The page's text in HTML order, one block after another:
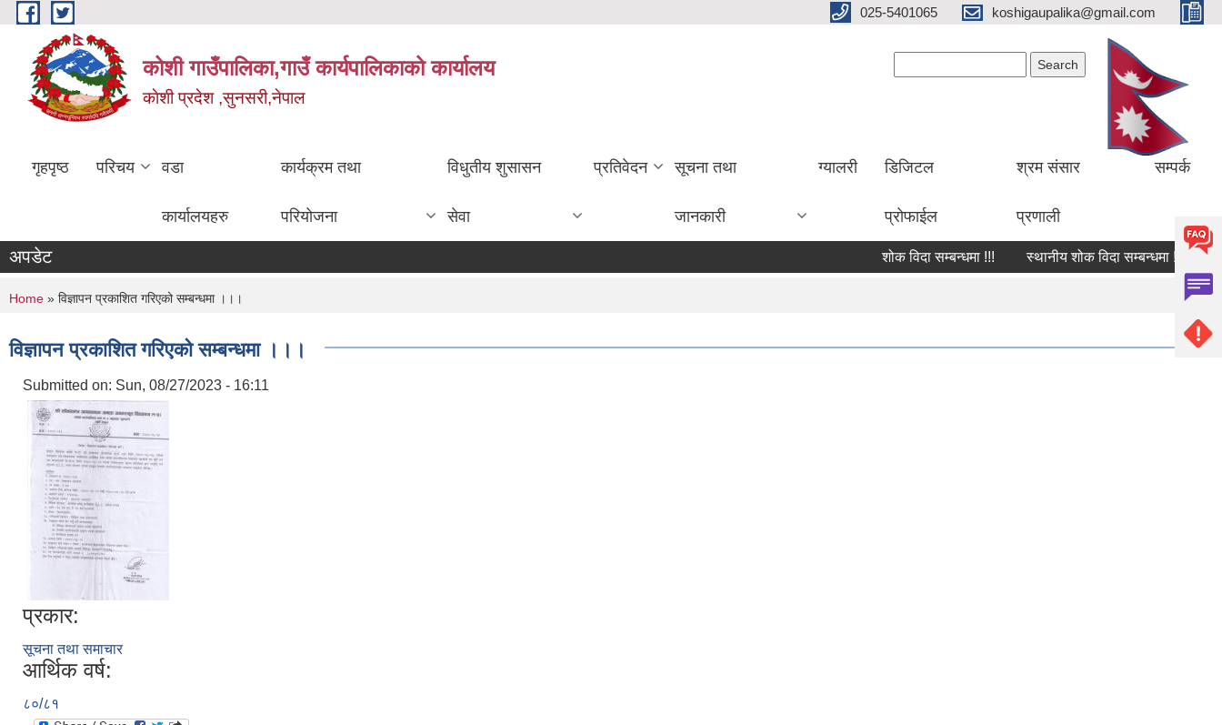
Skip to main content 025-5401065 koshigaupalika@gmail.com
कोशी गाउँपालिका,गाउँ कार्यपालिकाको कार्यालय
काेशी प्रदेश ,सुनसरी,नेपाल
गृहपृष्ठ परिचय वडा
कार्यालयहरु
कार्यक्रम तथा
परियोजना
विधुतीय शुसासन
सेवा
प्रतिवेदन सूचना तथा
जानकारी
ग्यालरी डिजिटल
प्रोफाईल
श्रम संसार
प्रणाली
सम्पर्क
अपडेट शोक विदा सम्बन्धमा !!! स्थानीय शोक विदा सम्बन्धमा !!! शोक
You are here
Home » विज्ञापन प्रकाशित गरिएको सम्बन्धमा ।।।
विज्ञापन प्रकाशित गरिएको सम्बन्धमा ।।।
Submitted on: Sun, 08/27/2023 - 16:11
प्रकार:
सूचना तथा समाचार
आर्थिक वर्ष:
८०/८१